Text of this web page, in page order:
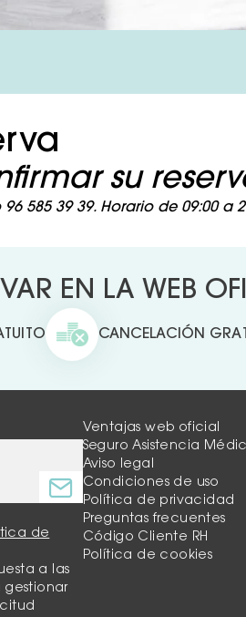
su
585 39 39. Horario de 09:00 a
EN LA WEB
CANCELACIÓN
de
a las
gestionar
Ventajas web oficial
Seguro Asistencia
Aviso legal
Condiciones de uso
Política de privacidad
Preguntas frecuentes
Código Cliente RH
Política de cookies